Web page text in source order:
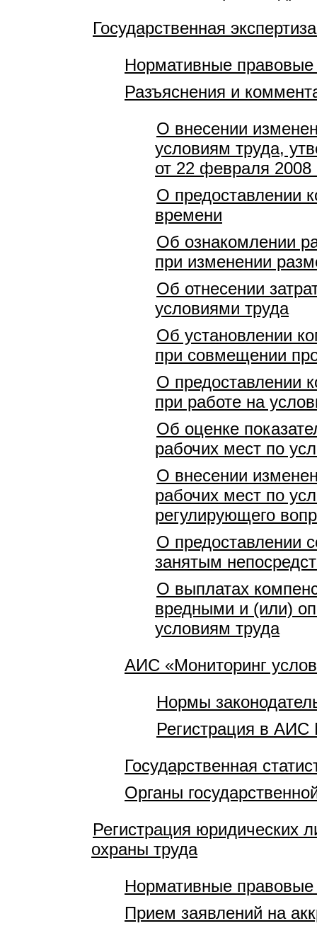
Государственная
Нормативные правовые
Разъяснения и
О внесении
условиям труда,
от 22 февраля 2008
О предоставлении
времени
Об ознакомлении
при изменении
Об отнесении
условиями труда
Об установлении
при совмещении
О предоставлении
при работе на
Об оценке
рабочих мест по
О внесении
рабочих мест по
регулирующего
О предоставлении
занятым
О выплатах
вредными и (или)
условиям труда
АИС «Мониторинг
Нормы
Регистрация в АИС
Государственная
Органы
Регистрация юридических
охраны труда
Нормативные правовые
Прием заявлений на